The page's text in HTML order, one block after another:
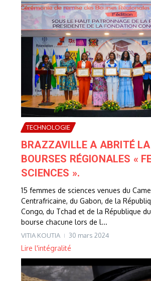
TECHNOLOGIE
BRAZZAVILLE A ABRITÉ LA
BOURSES RÉGIONALES «
SCIENCES ».
15 femmes de sciences venues du
Centrafricaine, du Gabon, de la
Congo, du Tchad et de la République
bourse chacune lors de l...
VITIA KOUTIA 30 mars 2024
Lire l'intégralité